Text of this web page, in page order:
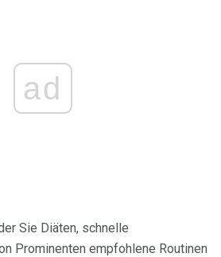
ad
Sie Diäten, schnelle
Prominenten empfohlene Routinen